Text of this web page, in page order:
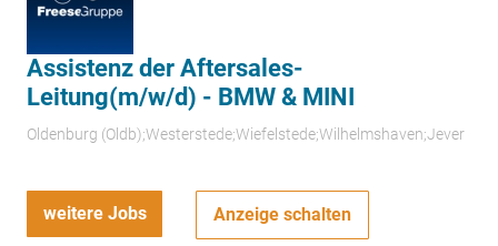
Assistenz der Aftersales-
Leitung(m/w/d) - BMW & MINI
Oldenburg (Oldb);Westerstede;Wiefelstede;Wilhelmshaven;Jever
weitere Jobs Anzeige schalten